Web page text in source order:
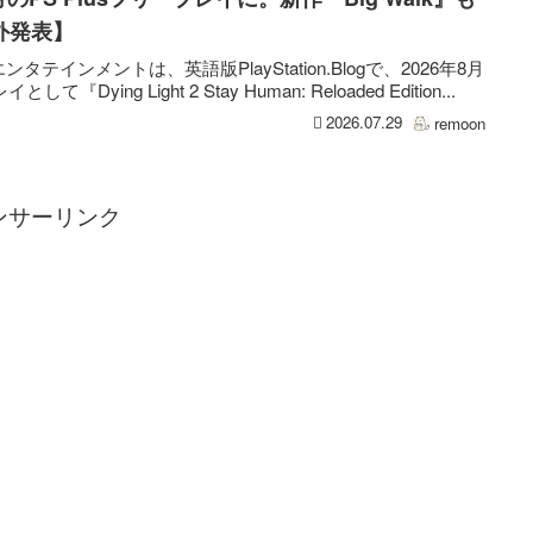
表】
タテインメントは、英語版PlayStation.Blogで、2026年8月
として『Dying Light 2 Stay Human: Reloaded Edition...
2026.07.29 remoon
サーリンク